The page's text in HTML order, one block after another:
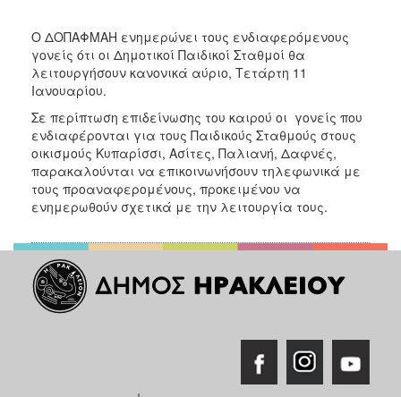
2011
2010
2006
ΔΗΜΟΤΗΣ
ΗΡΑΚΛΕΙΟ
Ο ΔΟΠΑΦΜΑΗ ενημερώνει τους ενδιαφερόμενους
γονείς ότι οι Δημοτικοί Παιδικοί Σταθμοί θα
λειτουργήσουν κανονικά αύριο, Τετάρτη 11
Ιανουαρίου.
Σε περίπτωση επιδείνωσης του καιρού οι γονείς που
ενδιαφέρονται για τους Παιδικούς Σταθμούς στους
οικισμούς Κυπαρίσσι, Ασίτες, Παλιανή, Δαφνές,
παρακαλούνται να επικοινωνήσουν τηλεφωνικά με
τους προαναφερομένους, προκειμένου να
ενημερωθούν σχετικά με την λειτουργία τους.